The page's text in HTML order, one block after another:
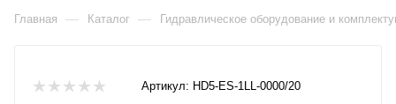
Главная — Каталог — Гидравлическое оборудование и
Артикул: HD5-ES-1LL-0000/20